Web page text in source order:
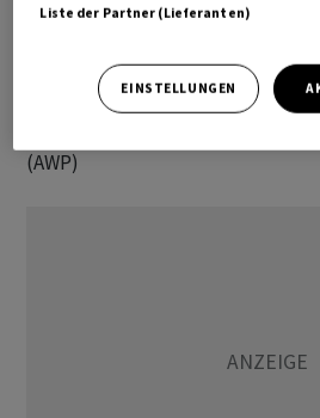
Für Vollständigkeit und
awp-robot/
(AWP)
Liste der Partner (Lieferanten)
EINSTELLUNGEN